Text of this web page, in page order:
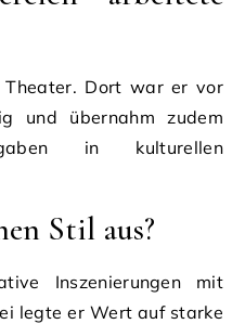
Theater. Dort war er vor
und übernahm zudem
in kulturellen
Stil aus?
Inszenierungen mit
legte er Wert auf starke